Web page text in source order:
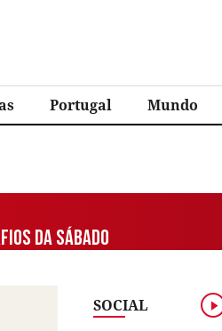
Portugal Mundo
DA SÁBADO
SOCIAL